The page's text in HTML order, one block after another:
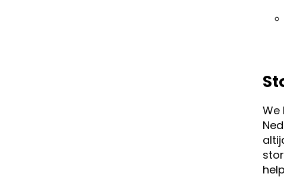
We